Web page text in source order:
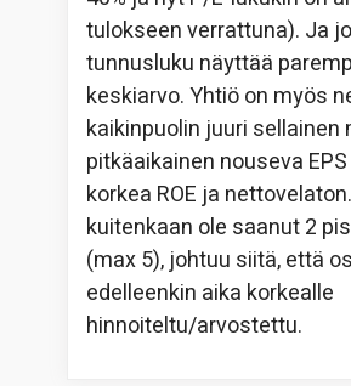
tulokseen verrattuna). Ja
tunnusluku näyttää
keskiarvo. Yhtiö on myös
kaikinpuolin juuri sellainen
pitkäaikainen nouseva
korkea ROE ja
kuitenkaan ole saanut 2
(max 5), johtuu siitä, että
edelleenkin aika korkealle
hinnoiteltu/arvostettu.